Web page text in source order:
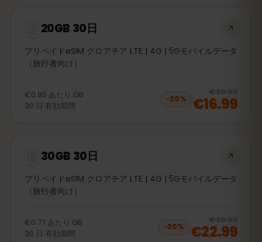
20GB 30日
プリペイドeSIM クロアチア LTE | 4G | 5Gモバイルデータ
（旅行者向け）
€0.85 あたり GB
30 日 有効期間
−20%
€20.99
€16.99
30GB 30日
プリペイドeSIM クロアチア LTE | 4G | 5Gモバイルデータ
（旅行者向け）
€0.77 あたり GB
30 日 有効期間
−20%
€28.99
€22.99